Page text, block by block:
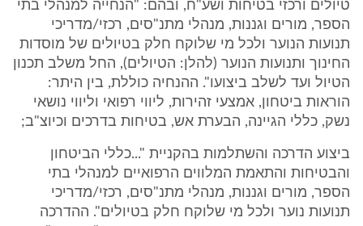
טיולים ורכזי בטיחות ושע"ח, ובהם: "הנחייה למנהלי בתי
הספר, מורים וגננות, מנהלי מתנ"סים, רכזי/מדריכי
תנועות הנוער ולכל מי שלוקח חלק בטיולים של מוסדות
החינוך ותנועות הנוער (להלן: הטיולים), החל משלב תכנון
הטיול ועד לשלב ביצועו". ההנחיה כוללת, בין היתר:
הוראות ביטחון, אמצעי זהירות, ליווי רפואי וליווי נושאי
נשק, כללי הגיינה, הבערת אש, בטיחות בדרכים וכיוצ"ב;
ביצוע הדרכה והשתלמות בהקניית "...כללי הביטחון
והבטיחות והתאמת המלווים הרפואיים למנהלי בתי
הספר, מורים וגננות, מנהלי מתנ"סים, רכזי/מדריכי
תנועות נוער ולכל מי שלוקח חלק בטיולים". ההדרכה